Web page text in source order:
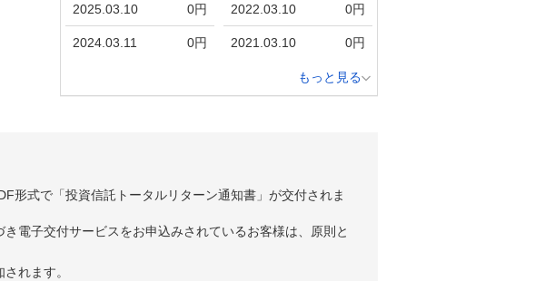
2025.03.10 0円
2024.03.11 0円
2022.03.10 0円
2021.03.10 0円
もっと見る
形式で「投資信託トータルリターン通知書」が交付されま
き電子交付サービスをお申込みされているお客様は、原則と
れます。